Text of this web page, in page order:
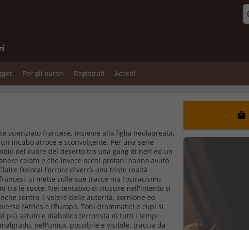
Per gli autori Registrati Accedi
scienziato francese, insieme alla figlia neolaureata,
incubo atroce e sconvolgente. Per una serie
nel cuore del deserto tra una gang di neri ed un
celato e che invece occhi profani hanno avuto
Delorai l’orrore diverrà una triste realtà
si mette sulle sue tracce ma l’ostracismo
tra le ruote. Nel tentativo di riuscire nell'intento si
contro il volere delle autorità, sornione ed
l’Africa e l’Europa. Toni drammatici e cupi si
più astuto e diabolico terrorista di tutti i tempi
nell'unica, possibile e visibile, traccia da